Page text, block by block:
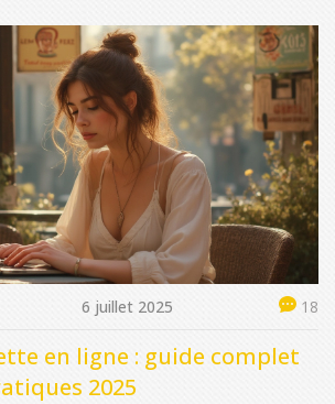
6 juillet 2025 18
en ligne : guide complet
2025